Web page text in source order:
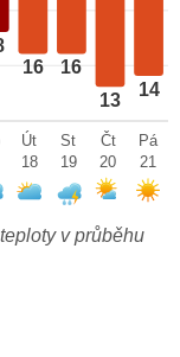
16 16
13
14
Út
18
St
19
Čt
20
Pá
21
v průběhu